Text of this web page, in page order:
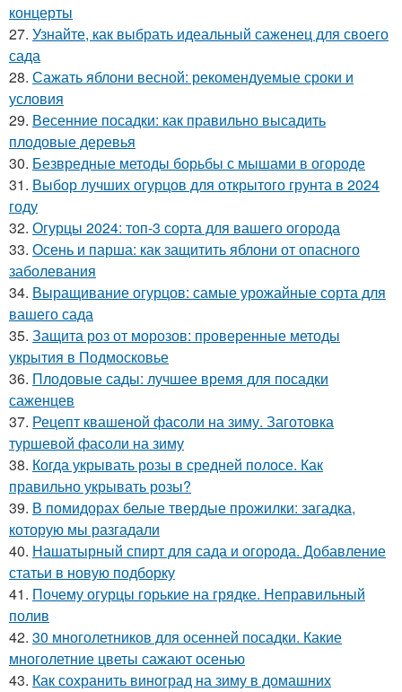
концерты
27. Узнайте, как выбрать идеальный саженец для своего
сада
28. Сажать яблони весной: рекомендуемые сроки и
условия
29. Весенние посадки: как правильно высадить
плодовые деревья
30. Безвредные методы борьбы с мышами в огороде
31. Выбор лучших огурцов для открытого грунта в 2024
году
32. Огурцы 2024: топ-3 сорта для вашего огорода
33. Осень и парша: как защитить яблони от опасного
заболевания
34. Выращивание огурцов: самые урожайные сорта для
вашего сада
35. Защита роз от морозов: проверенные методы
укрытия в Подмосковье
36. Плодовые сады: лучшее время для посадки
саженцев
37. Рецепт квашеной фасоли на зиму. Заготовка
туршевой фасоли на зиму
38. Когда укрывать розы в средней полосе. Как
правильно укрывать розы?
39. В помидорах белые твердые прожилки: загадка,
которую мы разгадали
40. Нашатырный спирт для сада и огорода. Добавление
статьи в новую подборку
41. Почему огурцы горькие на грядке. Неправильный
полив
42. 30 многолетников для осенней посадки. Какие
многолетние цветы сажают осенью
43. Как сохранить виноград на зиму в домашних